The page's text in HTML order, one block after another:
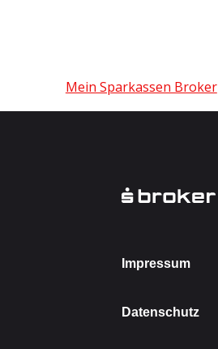
Mein Sparkassen Broker